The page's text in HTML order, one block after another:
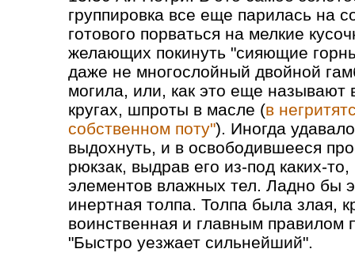
группировка все еще парилась на
готового порваться на мелкие
желающих покинуть "сияющие
даже не многослойный двойной
могила, или, как это еще
кругах, шпроты в масле (в
собственном поту"). Иногда
выдохнуть, и в освободившееся
рюкзак, выдрав его из-под каких-
элементов влажных тел. Ладно бы
инертная толпа. Толпа была злая,
воинственная и главным правилом
"Быстро уезжает сильнейший".